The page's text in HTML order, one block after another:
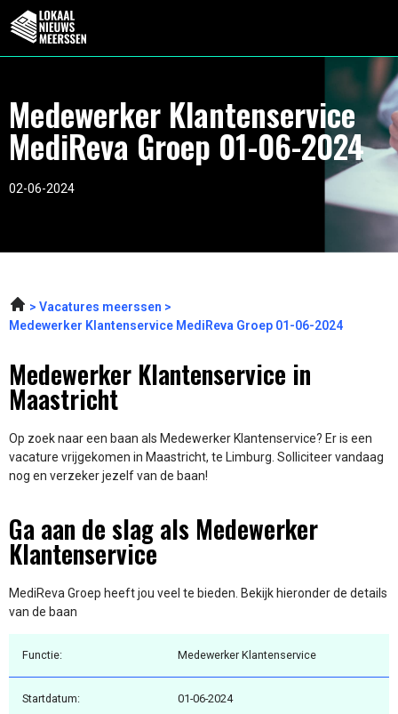
Medewerker Klantenservice
MediReva Groep 01-06-2024
02-06-2024
Vacatures meerssen
Medewerker Klantenservice MediReva Groep 01-06-2024
Medewerker Klantenservice in
Maastricht
Op zoek naar een baan als Medewerker Klantenservice? Er is een
vacature vrijgekomen in Maastricht, te Limburg. Solliciteer vandaag
nog en verzeker jezelf van de baan!
Ga aan de slag als Medewerker
Klantenservice
MediReva Groep heeft jou veel te bieden. Bekijk hieronder de details
van de baan
Functie: Medewerker Klantenservice
Startdatum: 01-06-2024